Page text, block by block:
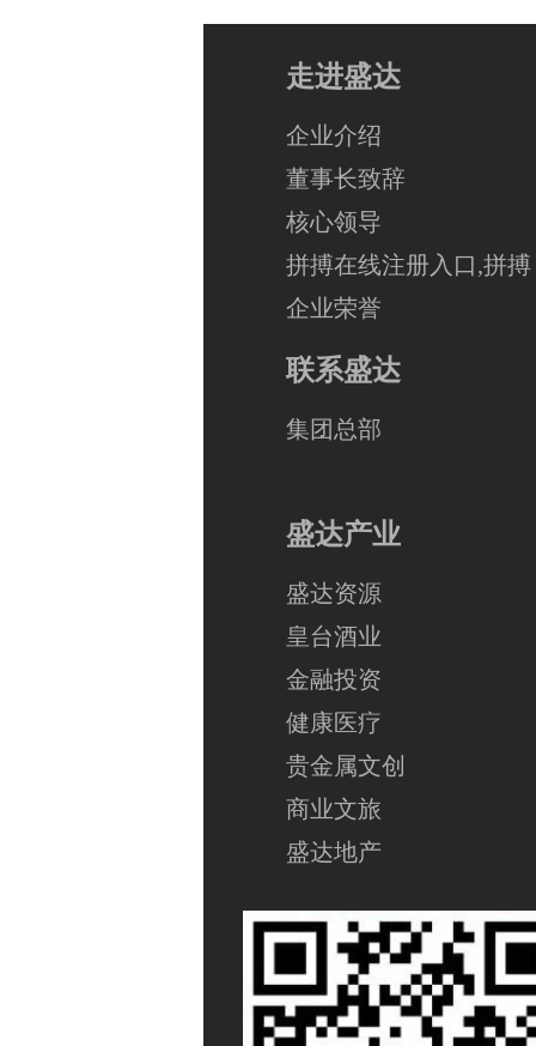
走进盛达
企业介绍
董事长致辞
核心领导
拼搏在线注册入口,拼
企业荣誉
联系盛达
集团总部
盛达产业
盛达资源
皇台酒业
金融投资
健康医疗
贵金属文创
商业文旅
盛达地产